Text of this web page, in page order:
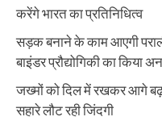
करेंगे भारत का प्रतिनिधित्व
सड़क बनाने के काम आएगी
बाइंडर प्रौद्योगिकी का किया
जख्मों को दिल में रखकर आगे
सहारे लौट रही जिंदगी